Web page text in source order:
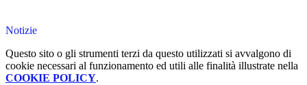
Notizie
Questo sito o gli strumenti terzi da questo utilizzati si avvalgono di
cookie necessari al funzionamento ed utili alle finalità illustrate nella
COOKIE POLICY.